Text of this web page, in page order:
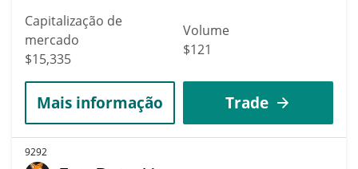
Capitalização de
mercado
$15,335
Volume
$121
Mais informação Trade
9292